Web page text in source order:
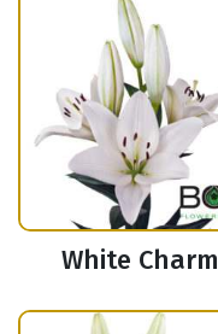
White Charm